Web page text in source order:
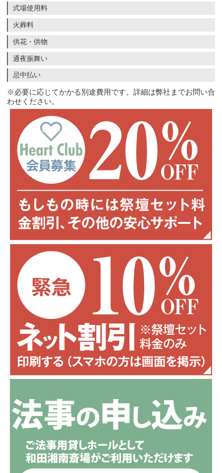
式場使用料
火葬料
供花・供物
通夜振舞い
忌中払い
※必要に応じてかかる別途費用です。詳細は弊社までお問い合
わせください。